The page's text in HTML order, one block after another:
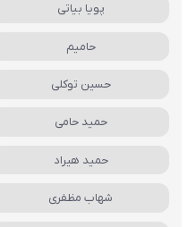
پویا بیاتی
حامیم
حسین توکلی
حمید حامی
حمید هیراد
شهاب مظفری